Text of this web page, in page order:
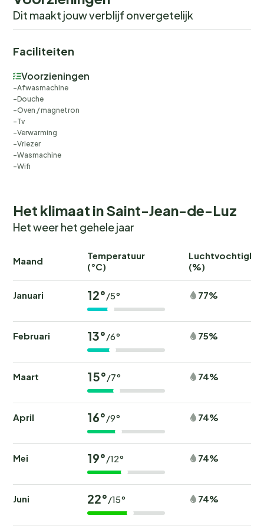
Dit maakt jouw verblijf onvergetelijk
Faciliteiten
Voorzieningen
Afwasmachine
Douche
Oven / magnetron
Tv
Verwarming
Vriezer
Wasmachine
Wifi
Het klimaat in Saint-Jean-de-Luz
Het weer het gehele jaar
Maand
Temperatuur
(°C)
(%)
Januari 12°/5° 77%
Februari 13°/6° 75%
Maart 15°/7° 74%
April 16°/9° 74%
Mei 19°/12° 74%
Juni 22°/15° 74%